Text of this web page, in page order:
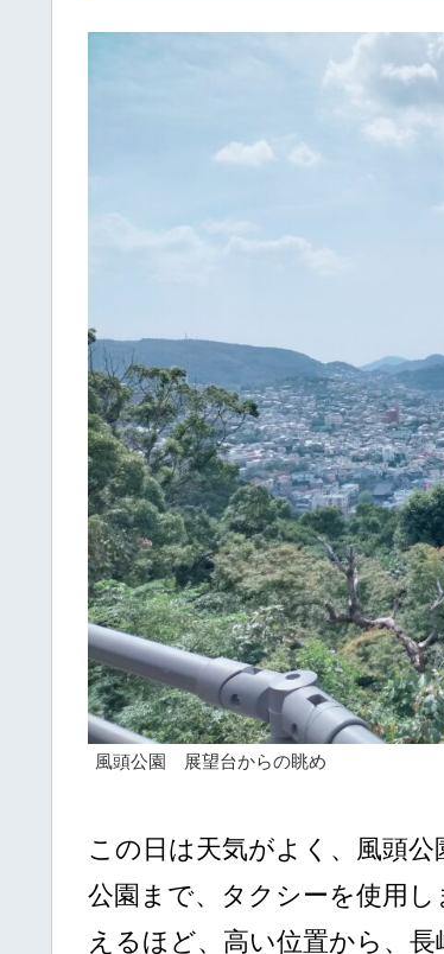
風頭公園 展望台からの眺め
この日は天気がよく、風頭
公園まで、タクシーを使用
えるほど、高い位置から、